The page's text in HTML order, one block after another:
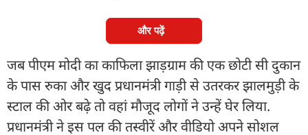
और पढ़ें
जब पीएम मोदी का काफिला झाड़ग्राम की एक छोटी सी दुकान
के पास रुका और खुद प्रधानमंत्री गाड़ी से उतरकर झालमुड़ी के
स्टाल की ओर बढ़े तो वहां मौजूद लोगों ने उन्हें घेर लिया.
प्रधानमंत्री ने इस पल की तस्वीरें और वीडियो अपने सोशल